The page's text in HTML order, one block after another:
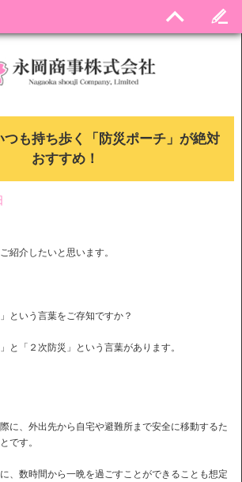
つも持ち歩く「防災ポーチ」が絶対
おすすめ！
紹介したいと思います。
という言葉をご存知ですか？
と「２次防災」という言葉があります。
に、外出先から自宅や避難所まで安全に移動するた
です。
、数時間から一晩を過ごすことができることも想定